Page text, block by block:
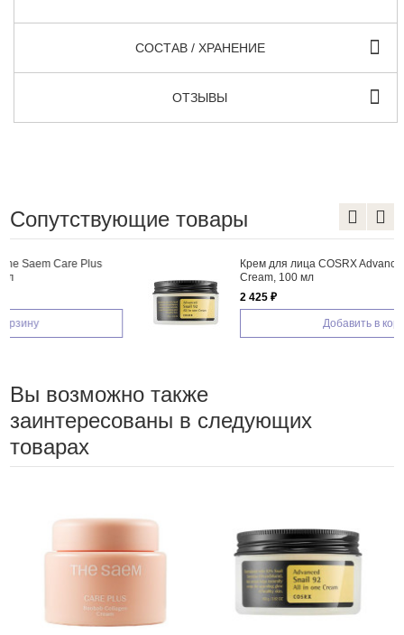
СОСТАВ / ХРАНЕНИЕ
ОТЗЫВЫ
Сопутствующие товары
Крем для лица COSRX Advanced Snail 92 All in one
Cream, 100 мл
2 425 ₽
Добавить в корзину
Вы возможно также
заинтересованы в следующих
товарах